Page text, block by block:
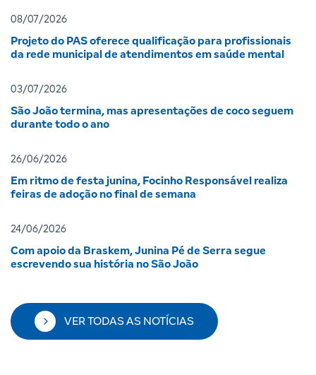
08/07/2026
Projeto do PAS oferece qualificação para profissionais
da rede municipal de atendimentos em saúde mental
03/07/2026
São João termina, mas apresentações de coco seguem
durante todo o ano
26/06/2026
Em ritmo de festa junina, Focinho Responsável realiza
feiras de adoção no final de semana
24/06/2026
Com apoio da Braskem, Junina Pé de Serra segue
escrevendo sua história no São João
VER TODAS AS NOTÍCIAS